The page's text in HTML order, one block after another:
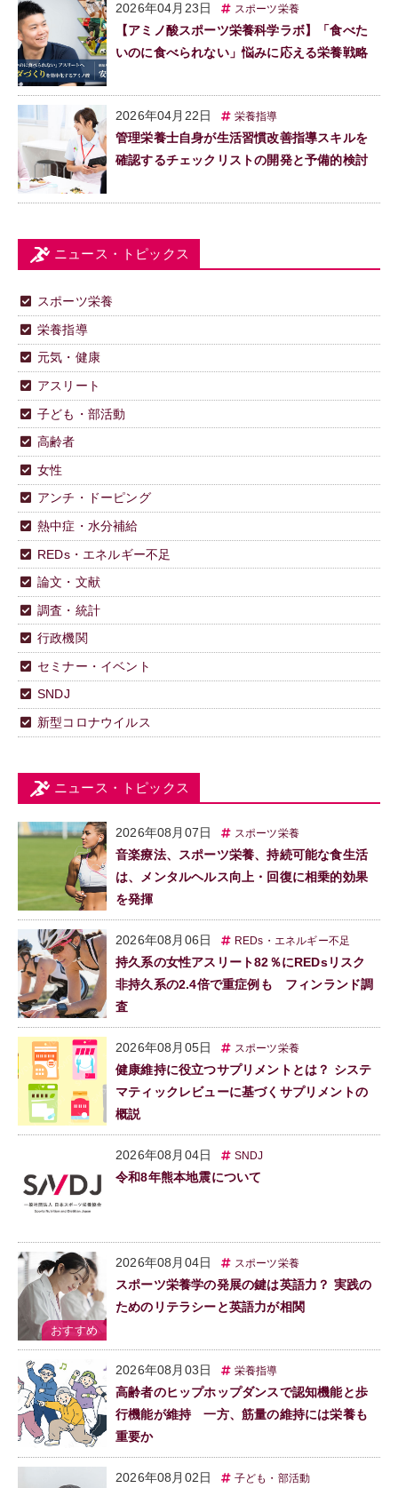
2026年04月23日 スポーツ栄養
【アミノ酸スポーツ栄養科学ラボ】「食べた
いのに食べられない」悩みに応える栄養戦略
2026年04月22日 栄養指導
管理栄養士自身が生活習慣改善指導スキルを
確認するチェックリストの開発と予備的検討
ニュース・トピックス
スポーツ栄養
栄養指導
元気・健康
アスリート
子ども・部活動
高齢者
女性
アンチ・ドーピング
熱中症・水分補給
REDs・エネルギー不足
論文・文献
調査・統計
行政機関
セミナー・イベント
SNDJ
新型コロナウイルス
ニュース・トピックス
2026年08月07日 スポーツ栄養
音楽療法、スポーツ栄養、持続可能な食生活
は、メンタルヘルス向上・回復に相乗的効果
を発揮
2026年08月06日 REDs・エネルギー不足
持久系の女性アスリート82％にREDsリスク
非持久系の2.4倍で重症例も フィンランド調
査
2026年08月05日 スポーツ栄養
健康維持に役立つサプリメントとは？ システ
マティックレビューに基づくサプリメントの
概説
2026年08月04日 SNDJ
令和8年熊本地震について
2026年08月04日 スポーツ栄養
スポーツ栄養学の発展の鍵は英語力？ 実践の
ためのリテラシーと英語力が相関
2026年08月03日 栄養指導
高齢者のヒップホップダンスで認知機能と歩
行機能が維持 一方、筋量の維持には栄養も
重要か
2026年08月02日 子ども・部活動